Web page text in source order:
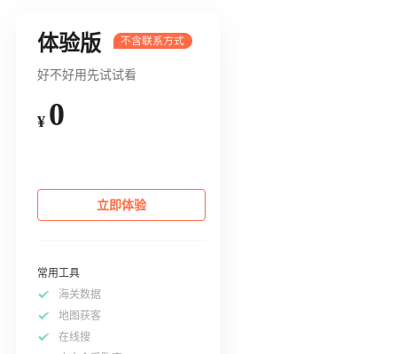
体验版
好不好用先试试看
¥ 0
立即体验
常用工具
海关数据
地图获客
在线搜